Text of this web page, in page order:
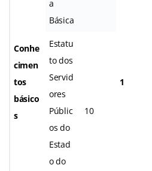
Conhe
cimen
tos
básico
s
1
a
Básica
Estatu
to dos
Servid
ores
Públic
os do
Estad
o do
10